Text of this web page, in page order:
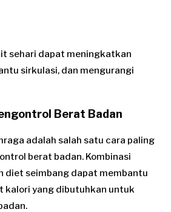
sehari dapat meningkatkan
sirkulasi, dan mengurangi
Berat Badan
adalah salah satu cara paling
berat badan. Kombinasi
diet seimbang dapat membantu
kalori yang dibutuhkan untuk